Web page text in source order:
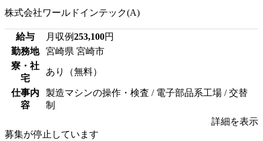
株式会社ワールドインテック(A)
給与 月収例253,100円
勤務地
宮崎県 宮崎市
寮・社
宅
あり（無料）
仕事内
容
製造マシンの操作・検査 / 電子部品系工場 / 交替
制
詳細を表示
募集が停止しています